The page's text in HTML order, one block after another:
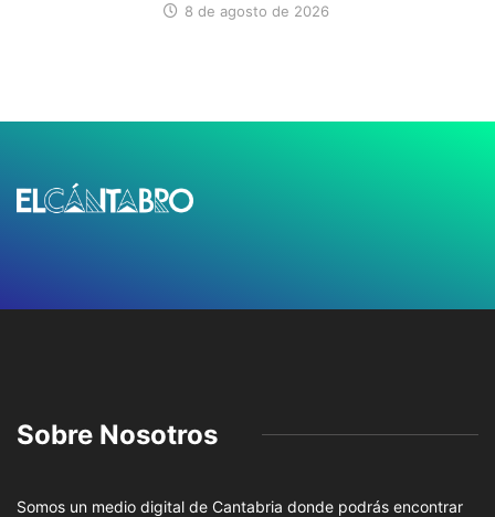
8 de agosto de 2026
Sobre Nosotros
Somos un medio digital de Cantabria donde podrás encontrar